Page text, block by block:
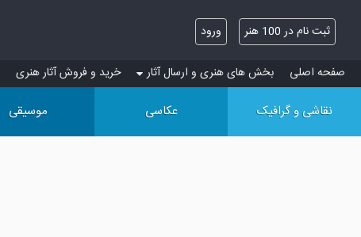
ثبت نام در 100 هنر ورود
صفحه اصلی بخش های هنری و ارسال آثار خرید و فروش آثار هنری
نقاشی و گرافیک عکاسی موسیقی